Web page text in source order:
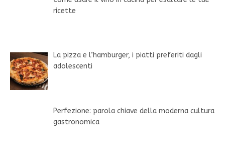
ricette
La pizza e l’hamburger, i piatti preferiti dagli
adolescenti
Perfezione: parola chiave della moderna cultura
gastronomica